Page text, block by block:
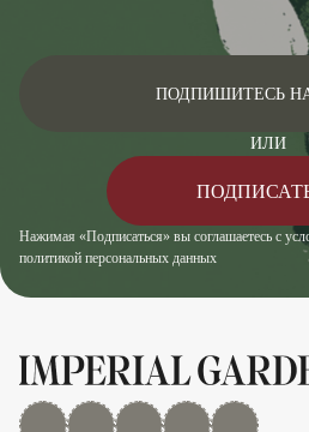
Нажимая «Подписаться» вы соглашаетесь с
политикой персональных данных
ПОДПИШИТЕСЬ НА
ИЛИ
MAX Дзен YouTuberutubeTelegram